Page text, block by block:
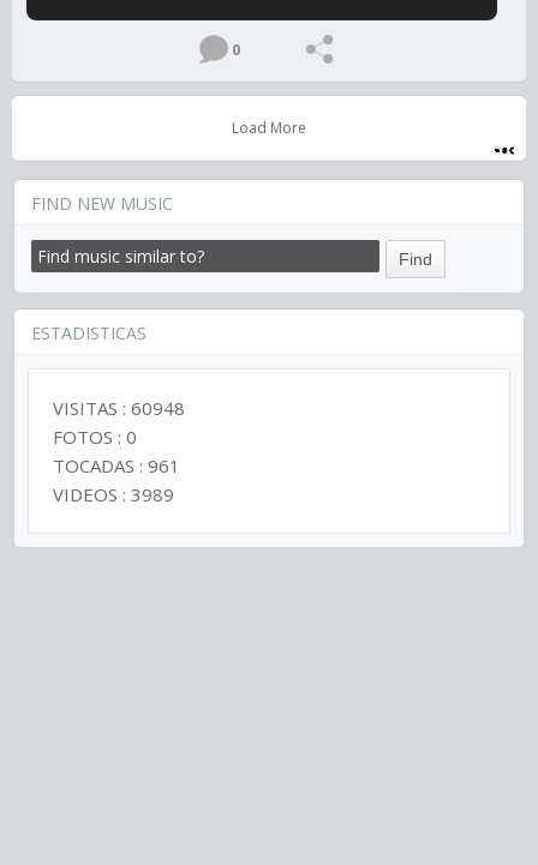
0
Load More
FIND NEW MUSIC
ESTADISTICAS
VISITAS : 60948
FOTOS : 0
TOCADAS : 961
VIDEOS : 3989